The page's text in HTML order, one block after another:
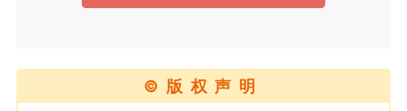
作弊模组的发布规范近期收到一些信息
作弊模组在联机服务器使用,为了维护游
©版权声明